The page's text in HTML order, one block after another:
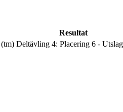
Resultat
(tm) Deltävling 4: Placering 6 -